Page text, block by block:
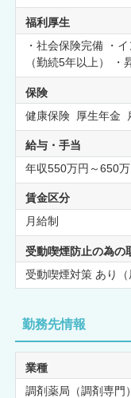
福利厚生
・社会保険完備 ・
（勤続5年以上） ・
保険
健康保険 厚生年金
給与・手当
年収550万円～650万
賃金区分
月給制
受動喫煙防止の為の
受動喫煙対策 あり（
勤務先情報
業種
調剤薬局（調剤専門）